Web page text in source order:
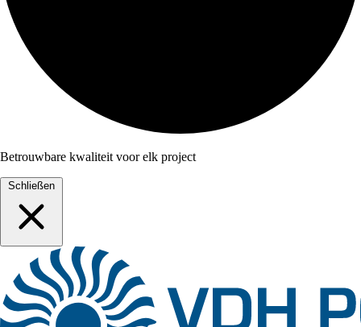
Betrouwbare kwaliteit voor elk project
Schließen